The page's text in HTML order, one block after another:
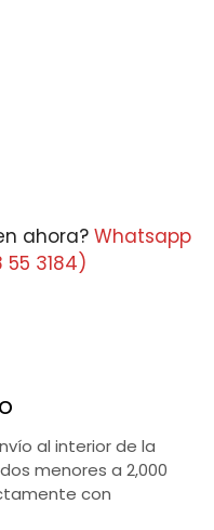
ahora? Whatsapp
55 3184)
al interior de la
menores a 2,000
con